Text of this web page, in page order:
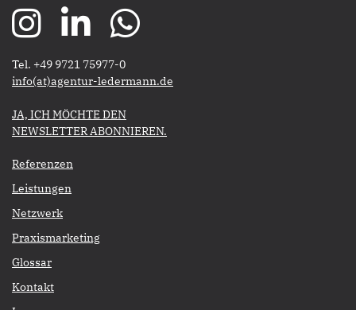
Tel. +49 9721 75977-0
​​​​​​​info(at)agentur-ledermann.de
​​​​​JA, ICH MÖCHTE DEN
NEWSLETTER ABONNIEREN.​​​​​​​
Referenzen
Leistungen
Netzwerk
Praxismarketing
Glossar
Kontakt